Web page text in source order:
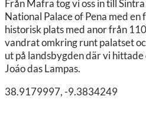
Från Mafra tog vi oss in till
National Palace of Pena med en
historisk plats med anor från
vandrat omkring runt palatset
ut på landsbygden där vi hittade
Joáo das Lampas.
38.9179997, -9.3834249